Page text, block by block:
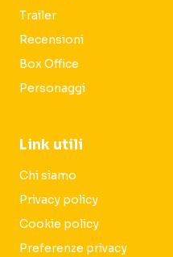
Trailer
Recensioni
Box Office
Personaggi
Link utili
Chi siamo
Privacy policy
Cookie policy
Preferenze privacy